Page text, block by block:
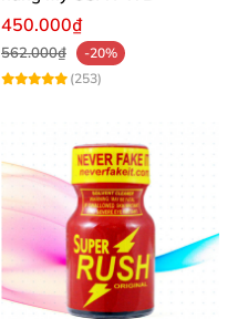
450.000₫
562.000₫
-20%
(253)